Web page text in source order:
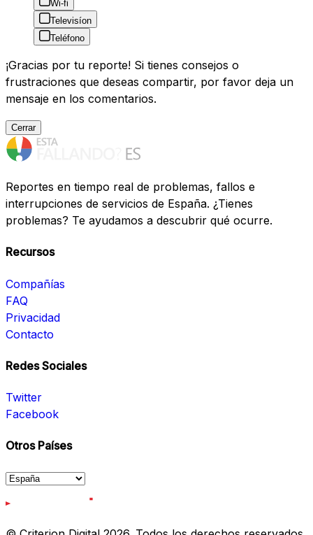
Wi-fi
Televisíon
Teléfono
¡Gracias por tu reporte! Si tienes consejos o
frustraciones que deseas compartir, por favor deja un
mensaje en los comentarios.
Cerrar
Reportes en tiempo real de problemas, fallos e
interrupciones de servicios de España. ¿Tienes
problemas? Te ayudamos a descubrir qué ocurre.
Recursos
Compañías
FAQ
Privacidad
Contacto
Redes Sociales
Twitter
Facebook
Otros Países